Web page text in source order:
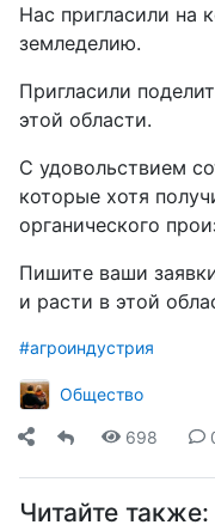
Нас пригласили на
земледелию.
Пригласили
этой области.
С удовольствием
которые хотя
органического
Пишите ваши
и расти в этой
#агроиндустрия
Общество
698
Читайте также: